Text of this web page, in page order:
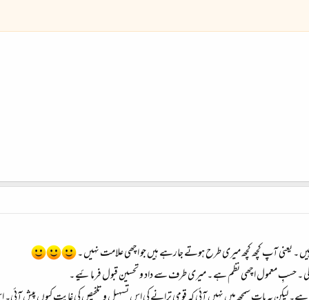
۔ یعنی آپ کچھ کچھ میری طرح ہوتے جارہے ہیں جو اچھی علامت نہیں ۔
۔ حسبِ معمول اچھی نظم ہے ۔ میری طرف سے داد و تحسین قبول فرمائیے ۔